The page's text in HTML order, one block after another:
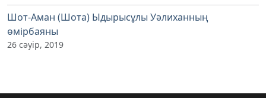
Шот-Аман (Шота) Ыдырысұлы Уәлиханның
өмірбаяны
26 сәуір, 2019